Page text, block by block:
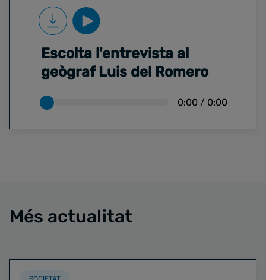
Escolta l'entrevista al
geògraf Luis del Romero
0:00 / 0:00
Més actualitat